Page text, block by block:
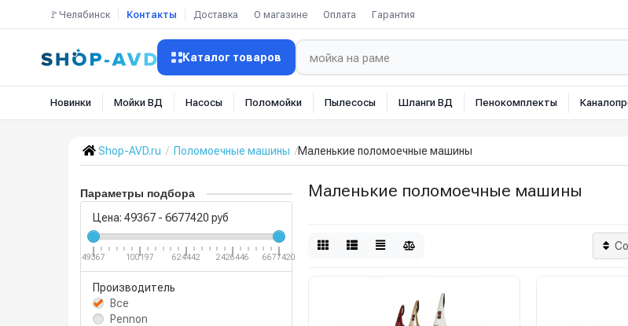
🚩Челябинск Контакты Доставка О магазине Оплата Гарантия
Каталог товаров
Новинки Мойки ВД Насосы Поломойки Пылесосы Шланги ВД Пенокомплекты
Shop-AVD.ru Поломоечные машины Маленькие поломоечные машины
Параметры подбора
Цена: 49367 - 6677420 руб
49367 100197 624442 2426446 6677420
Производитель
Все
Pennon
Маленькие поломоечные машины